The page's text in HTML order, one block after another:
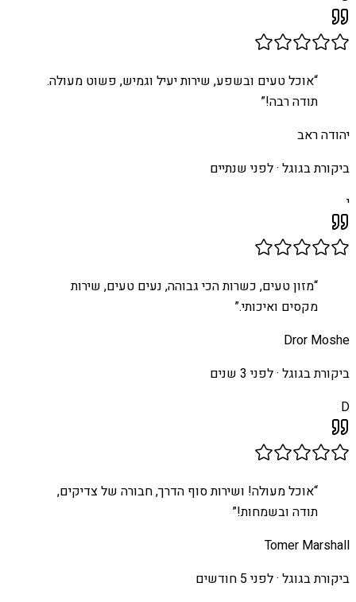
“אוכל טעים ובשפע, שירות יעיל וגמיש, פשוט מעולה.
תודה רבה!”
יהודה ראב
ביקורת בגוגל ·לפני שנתיים
י
“מזון טעים, כשרות הכי גבוהה, נעים טעים, שירות
מקסים ואיכותי.”
Dror Moshe
ביקורת בגוגל ·לפני 3 שנים
D
“אוכל מעולה! ושירות סוף הדרך, חבורה של צדיקים,
תודה ובשמחות!”
Tomer Marshall
ביקורת בגוגל ·לפני 5 חודשים